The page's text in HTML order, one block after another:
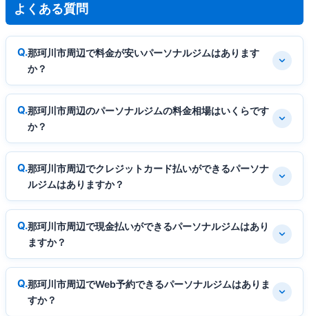
よくある質問
那珂川市周辺で料金が安いパーソナルジムはあります
か？
那珂川市周辺のパーソナルジムの料金相場はいくらです
か？
那珂川市周辺でクレジットカード払いができるパーソナ
ルジムはありますか？
那珂川市周辺で現金払いができるパーソナルジムはあり
ますか？
那珂川市周辺でWeb予約できるパーソナルジムはありま
すか？